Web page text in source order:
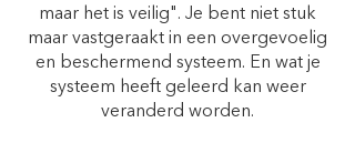
maar het is veilig". Je bent niet stuk
maar vastgeraakt in een overgevoelig
en beschermend systeem. En wat je
systeem heeft geleerd kan weer
veranderd worden.